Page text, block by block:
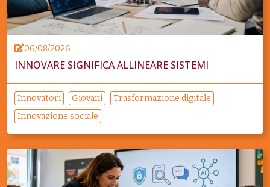
06/08/2026
INNOVARE SIGNIFICA ALLINEARE SISTEMI
Innovatori Giovani
Trasformazione digitale
Innovazione sociale